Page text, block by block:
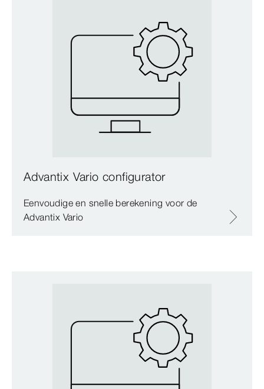
Advantix Vario configurator
Eenvoudige en snelle berekening voor de
Advantix Vario